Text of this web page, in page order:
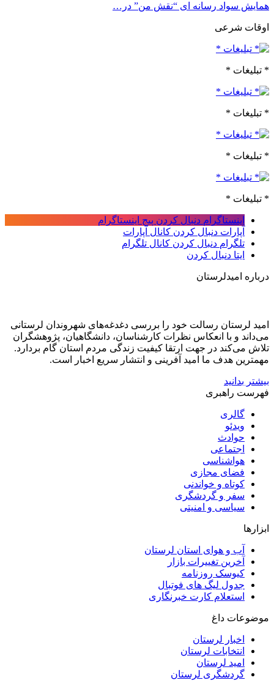
همایش سواد رسانه ای “نقش من” در…
اوقات شرعی
* تبلیغات *
* تبلیغات *
* تبلیغات *
* تبلیغات *
اینستاگرام دنبال کردن پیج اینستاگرام
آپارات دنبال کردن کانال آپارات
تلگرام دنبال کردن کانال تلگرام
ایتا دنبال کردن
درباره امیدلرستان
امید لرستان رسالت خود را بررسی دغدغه‌های شهروندان لرستانی
می‌داند و با انعکاس نظرات کارشناسان، دانشگاهیان، پژوهشگران
تلاش می‌کند در جهت ارتقا کیفیت زندگی مردم استان گام بردارد.
مهمترین هدف ما امید آفرینی و انتشار سریع اخبار است.
بیشتر بدانید
فهرست راهبری
گالری
ویدئو
حوادث
اجتماعی
هواشناسی
فضای مجازی
کوتاه و خواندنی
سفر و گردشگری
سیاسی و امنیتی
ابزارها
آب و هوای استان لرستان
آخرین تغییرات بازار
کیوسک روزنامه
جدول لیگ های فوتبال
استعلام کارت خبرنگاری
موضوعات داغ
اخبار لرستان
انتخابات لرستان
امید لرستان
گردشگری لرستان